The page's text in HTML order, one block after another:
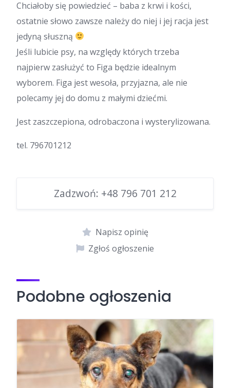
Chciałoby się powiedzieć – baba z krwi i kości,
ostatnie słowo zawsze należy do niej i jej racja jest
jedyną słuszną
Jeśli lubicie psy, na względy których trzeba
najpierw zasłużyć to Figa będzie idealnym
wyborem. Figa jest wesoła, przyjazna, ale nie
polecamy jej do domu z małymi dziećmi.
Jest zaszczepiona, odrobaczona i wysterylizowana.
tel. 796701212
Zadzwoń: +48 796 701 212
Napisz opinię
Zgłoś ogłoszenie
Podobne ogłoszenia